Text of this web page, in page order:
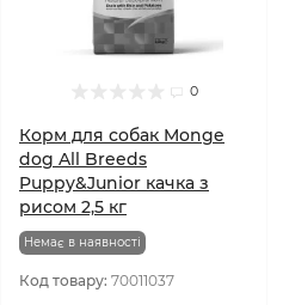
0
Корм для собак Monge
dog All Breeds
Puppy&Junior качка з
рисом 2,5 кг
Немає в наявності
Код товару: 70011037